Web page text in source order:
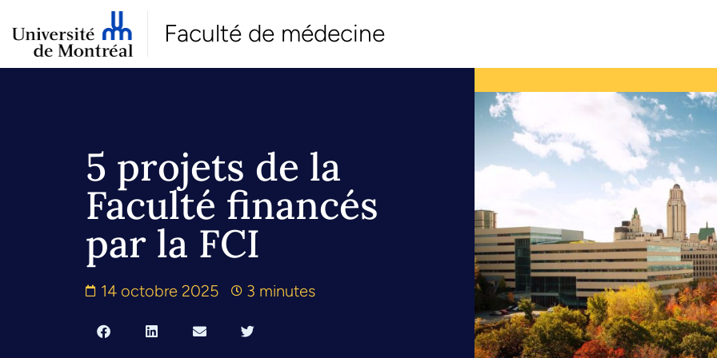
Faculté de médecine
5 projets de la
Faculté financés
par la FCI
14 octobre 2025 3 minutes